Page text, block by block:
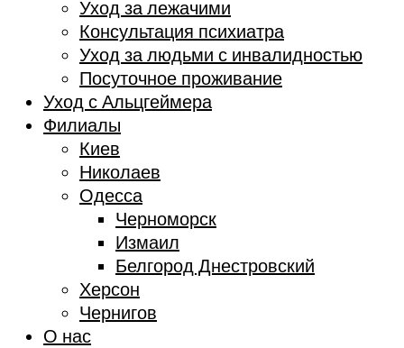
Уход за лежачими
Консультация психиатра
Уход за людьми с инвалидностью
Посуточное проживание
Уход с Альцгеймера
Филиалы
Киев
Николаев
Одесса
Черноморск
Измаил
Белгород Днестровский
Херсон
Чернигов
О нас